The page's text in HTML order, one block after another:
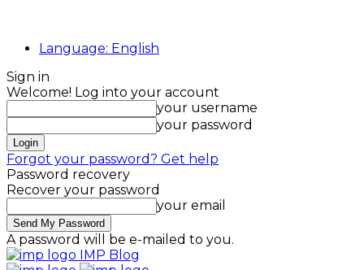
Language: English
Sign in
Welcome! Log into your account
your username
your password
Forgot your password? Get help
Password recovery
Recover your password
your email
A password will be e-mailed to you.
IMP Blog